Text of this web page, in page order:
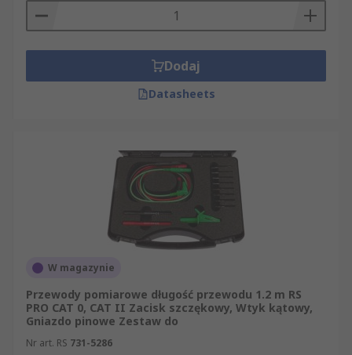
Dodaj
Datasheets
W magazynie
Przewody pomiarowe długość przewodu 1.2 m RS
PRO CAT 0, CAT II Zacisk szczękowy, Wtyk kątowy,
Gniazdo pinowe Zestaw do
Nr art. RS 731-5286